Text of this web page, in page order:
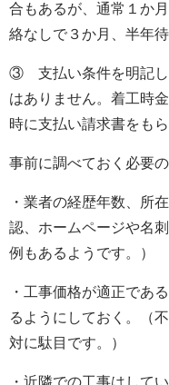
合もあるが、通常１か
絡なしで３か月、半年
③ 支払い条件を明記し
はありません。着工時
時に支払い請求書をも
事前に調べておく必要
・業者の経歴年数、所
認、ホームページや名
例もあるようです。）
・工事価格が適正であ
るようにしておく。（
対に駄目です。）
・近隣での工事はして